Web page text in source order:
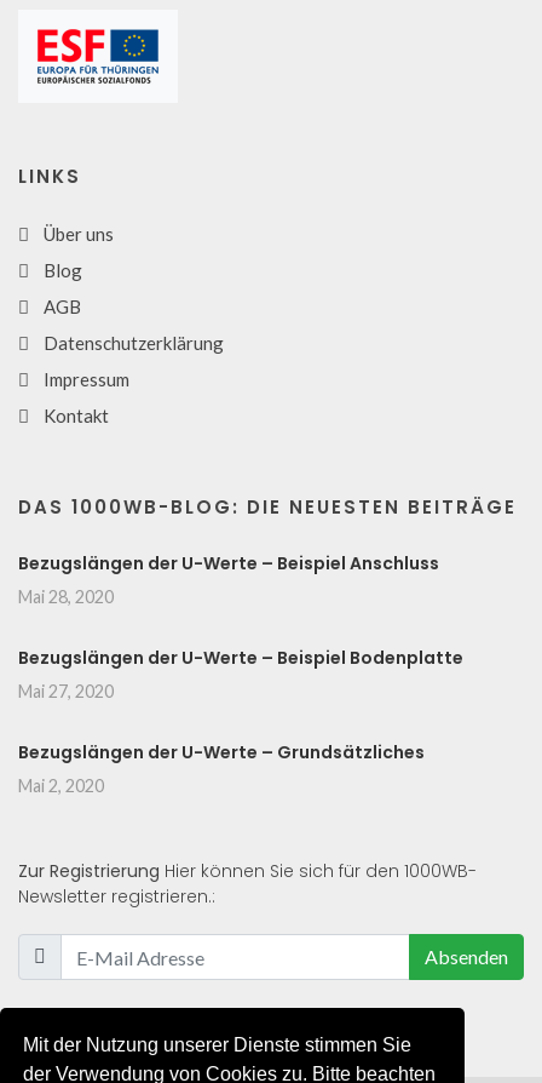
Mit der Nutzung unserer Dienste stimmen Sie
der Verwendung von Cookies zu. Bitte beachten
LINKS
Über uns
Blog
AGB
Datenschutzerklärung
Impressum
Kontakt
DAS 1000WB-BLOG: DIE NEUESTEN BEITRÄGE
Bezugslängen der U-Werte – Beispiel Anschluss
Mai 28, 2020
Bezugslängen der U-Werte – Beispiel Bodenplatte
Mai 27, 2020
Bezugslängen der U-Werte – Grundsätzliches
Mai 2, 2020
Zur Registrierung Hier können Sie sich für den 1000WB-
Newsletter registrieren.:
Absenden